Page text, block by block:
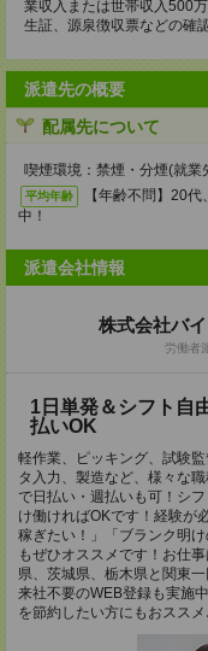
業収入または世帯収入500
生証、源泉徴収票などの確
派遣先の概要
配属先について
喫煙環境：禁煙・分煙(就業
平均年齢
【年齢不問】20
中！
派遣会社情報
株式会社バ
労働者
1日単発＆シフト自
払いOK
軽作業、ピッキング、試験
タ入力、製造など、様々な
で日払い・週払いも可！シ
け働ければOKです！経験が
稼ぎたい！」「ブランク明
もぜひオススメです！お仕
県、茨城県、栃木県と関東
来社不要のWEB登録も実施
を節約したい方にもおスス